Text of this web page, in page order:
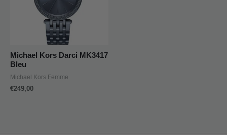
Michael Kors Darci MK3417
Bleu
Michael Kors Femme
€249,00